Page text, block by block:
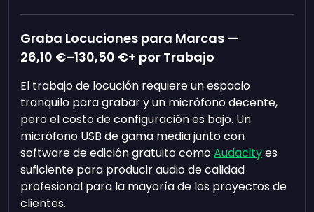
Graba Locuciones para Marcas —
26,10 €–130,50 €+ por Trabajo
El trabajo de locución requiere un espacio
tranquilo para grabar y un micrófono decente,
pero el costo de configuración es bajo. Un
micrófono USB de gama media junto con
software de edición gratuito comoAudacityes
suficiente para producir audio de calidad
profesional para la mayoría de los proyectos de
clientes.